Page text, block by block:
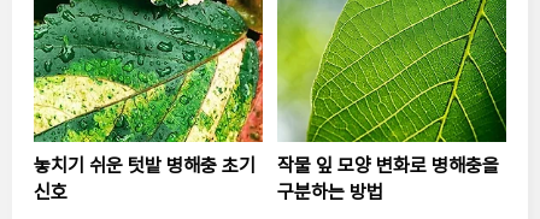
놓치기 쉬운 텃밭 병해충 초기
신호
작물 잎 모양 변화로 병해충을
구분하는 방법